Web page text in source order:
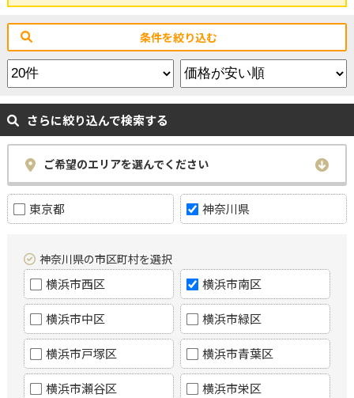
条件を絞り込む
さらに絞り込んで検索する
ご希望のエリアを選んでください
東京都 神奈川県
神奈川県の市区町村を選択
横浜市西区 横浜市南区
横浜市中区 横浜市緑区
横浜市戸塚区 横浜市青葉区
横浜市瀬谷区 横浜市栄区